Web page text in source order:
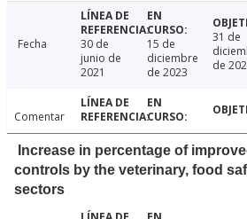
Fecha
30 de
junio de
2021
15 de
diciembre
de 2023
31 de
de
Comentar
Increase in percentage of
controls by the veterinary, food
sectors